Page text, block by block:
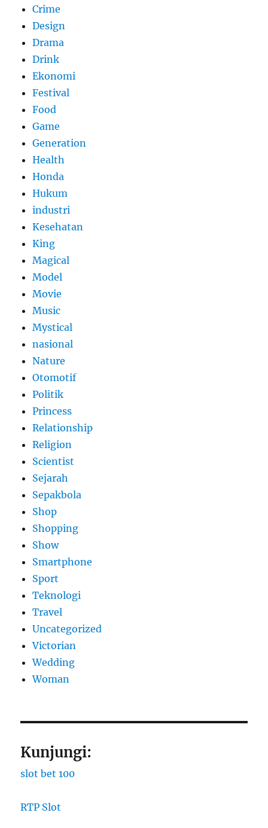
Crime
Design
Drama
Drink
Ekonomi
Festival
Food
Game
Generation
Health
Honda
Hukum
industri
Kesehatan
King
Magical
Model
Movie
Music
Mystical
nasional
Nature
Otomotif
Politik
Princess
Relationship
Religion
Scientist
Sejarah
Sepakbola
Shop
Shopping
Show
Smartphone
Sport
Teknologi
Travel
Uncategorized
Victorian
Wedding
Woman
Kunjungi:
slot bet 100
RTP Slot